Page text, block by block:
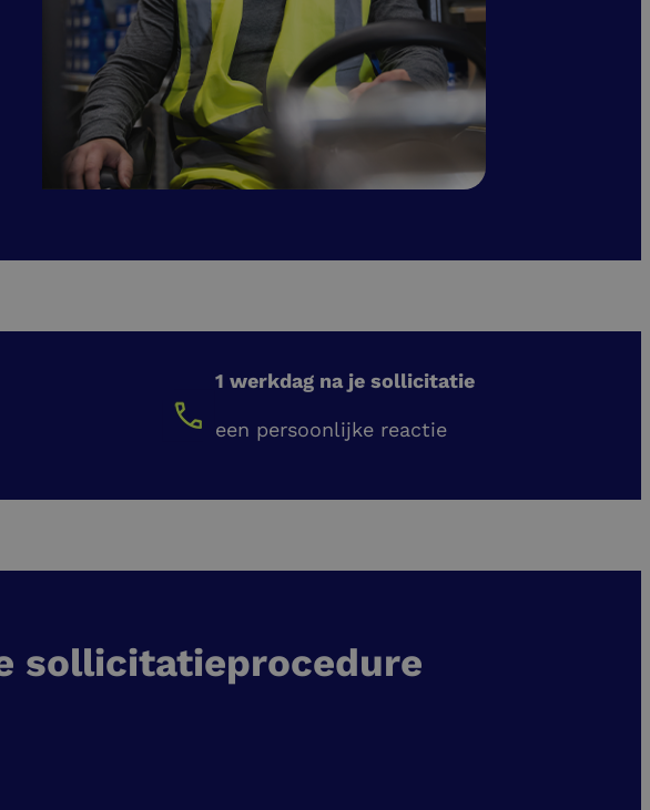
1 werkdag na je sollicitatie
een persoonlijke reactie
sollicitatieprocedure